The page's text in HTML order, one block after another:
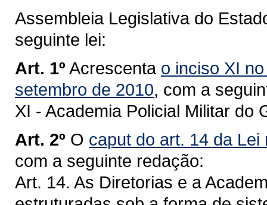
Assembleia Legislativa do
seguinte lei:
Art. 1º Acrescenta o inciso XI
setembro de 2010, com a
XI - Academia Policial Militar do
Art. 2º O caput do art. 14 da Lei
com a seguinte redação:
Art. 14. As Diretorias e a